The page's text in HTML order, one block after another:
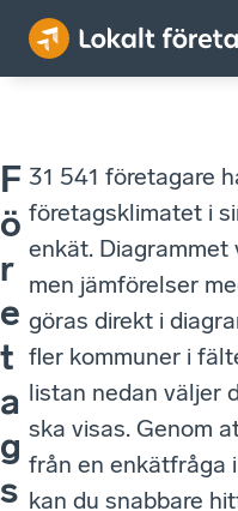
F
ö
r
e
t
a
g
s
31 541 företagare
företagsklimatet i
enkät. Diagrammet
men jämförelser
göras direkt i
fler kommuner i
listan nedan väljer
ska visas. Genom
från en enkätfråga
kan du snabbare